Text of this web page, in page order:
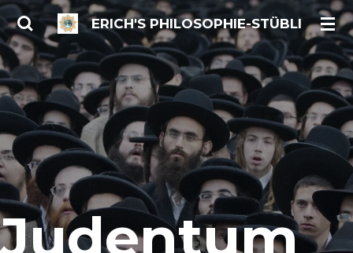
Zum
Hauptinhalt
springen
ERICH'S PHILOSOPHIE-STÜBLI
Judentum